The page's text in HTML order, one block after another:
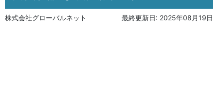
株式会社グローバルネット 最終更新日: 2025年08月19日